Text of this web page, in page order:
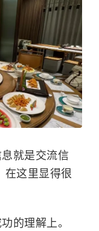
就是交流信
在这里显得很
的理解上。